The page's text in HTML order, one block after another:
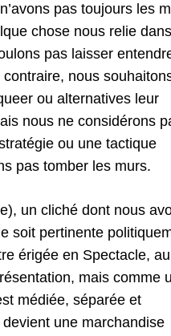
pas toujours les
chose nous relie
pas laisser
nous
ou alternatives leur
nous ne considérons
ou une tactique
pas tomber les murs.
un cliché dont nous
soit pertinente
érigée en Spectacle,
mais comme
médiée, séparée et
une marchandise